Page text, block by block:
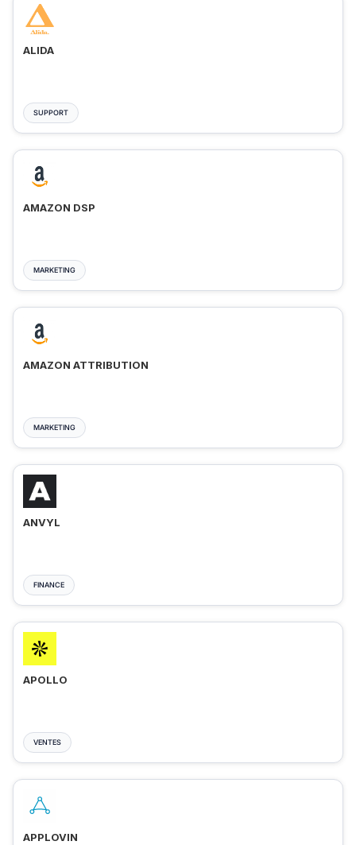
ALIDA
SUPPORT
AMAZON DSP
MARKETING
AMAZON ATTRIBUTION
MARKETING
ANVYL
FINANCE
APOLLO
VENTES
APPLOVIN